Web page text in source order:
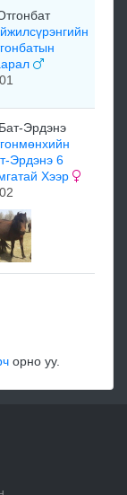
Эрдэнэ
Эрдэнэ 6
Хээр
орно уу.